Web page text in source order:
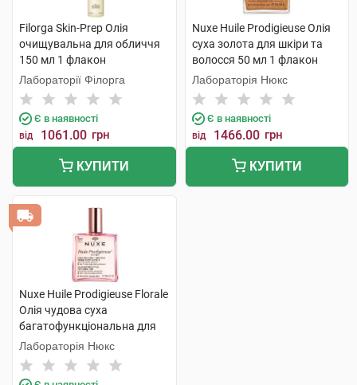
Filorga Skin-Prep Олія
очищувальна для обличчя
150 мл 1 флакон
Лабораторії Філорга
Є в наявності
від 1061.00 грн
КУПИТИ
Nuxe Huile Prodigieuse Олія
суха золота для шкіри та
волосся 50 мл 1 флакон
Лабораторія Нюкс
Є в наявності
від 1466.00 грн
КУПИТИ
Nuxe Huile Prodigieuse Florale
Олія чудова суха
багатофункціональна для
обличчя,тіла та волосся 100
мл 1 флакон
Лабораторія Нюкс